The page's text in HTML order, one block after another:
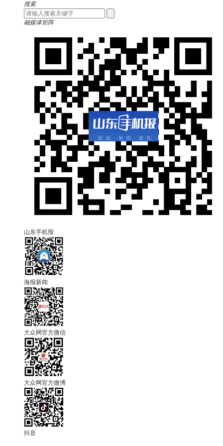
搜索
融媒体矩阵
山东手机报
海报新闻
大众网官方微信
大众网官方微博
抖音